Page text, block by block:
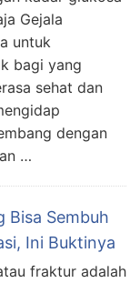
Gejala
untuk
bagi yang
sehat dan
dengan
…
Bisa Sembuh
Ini Buktinya
fraktur adalah